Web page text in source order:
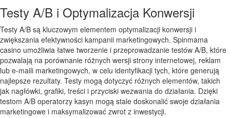
Testy A/B i Optymalizacja Konwersji
Testy A/B są kluczowym elementem optymalizacji konwersji i
zwiększania efektywności kampanii marketingowych. Spinmama
casino umożliwia łatwe tworzenie i przeprowadzanie testów A/B, które
pozwalają na porównanie różnych wersji strony internetowej, reklam
lub e-maili marketingowych, w celu identyfikacji tych, które generują
najlepsze rezultaty. Testy mogą dotyczyć różnych elementów, takich
jak nagłówki, grafiki, treści i przyciski wezwania do działania. Dzięki
testom A/B operatorzy kasyn mogą stale doskonalić swoje działania
marketingowe i maksymalizować zwrot z inwestycji.